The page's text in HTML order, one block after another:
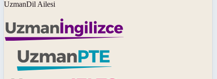
UzmanDil Ailesi